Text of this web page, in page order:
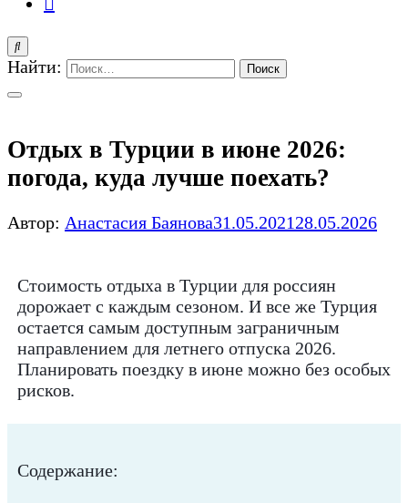
Найти:
Отдых в Турции в июне 2026:
погода, куда лучше поехать?
Автор: Анастасия Баянова31.05.202128.05.2026
Стоимость отдыха в Турции для россиян
дорожает с каждым сезоном. И все же Турция
остается самым доступным заграничным
направлением для летнего отпуска 2026.
Планировать поездку в июне можно без особых
рисков.
Содержание: